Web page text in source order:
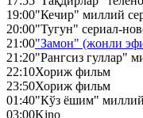
19:00"Кечир" миллий
20:00"Тугун" сериал-
21:00"Замон" (жонли
21:20"Рангсиз гуллар"
22:10Хориж фильм
23:50Хориж фильм
01:40"Кўз ёшим"
03:00Kino